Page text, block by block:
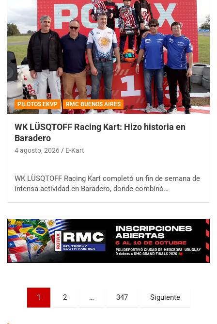
PILOTOS EKVP RMC BUENOS AIRES
WK LÜSQTOFF Racing Kart: Hizo historia en
Baradero
4 agosto, 2026 E-Kart
WK LÜSQTOFF Racing Kart completó un fin de semana de
intensa actividad en Baradero, donde combinó…
Paginación
1 2 … 347 Siguiente
08/09-AGO
KDO - F6
Ciudad de Trenque Lauquen (Asfalto)
Trenque Lauquen (Buenos Aires)
Villaguay (Entre Ríos)
VICTORIENSE - F7